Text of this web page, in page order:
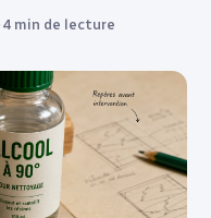
4 min de lecture